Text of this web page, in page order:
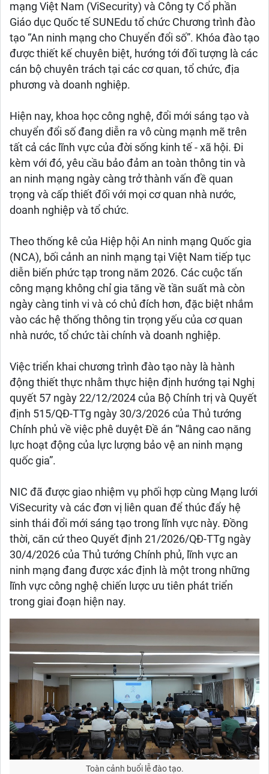
mạng Việt Nam (ViSecurity) và Công ty Cổ phần
Giáo dục Quốc tế SUNEdu tổ chức Chương trình đào
tạo “An ninh mạng cho Chuyển đổi số”. Khóa đào tạo
được thiết kế chuyên biệt, hướng tới đối tượng là các
cán bộ chuyên trách tại các cơ quan, tổ chức, địa
phương và doanh nghiệp.
Hiện nay, khoa học công nghệ, đổi mới sáng tạo và
chuyển đổi số đang diễn ra vô cùng mạnh mẽ trên
tất cả các lĩnh vực của đời sống kinh tế - xã hội. Đi
kèm với đó, yêu cầu bảo đảm an toàn thông tin và
an ninh mạng ngày càng trở thành vấn đề quan
trọng và cấp thiết đối với mọi cơ quan nhà nước,
doanh nghiệp và tổ chức.
Theo thống kê của Hiệp hội An ninh mạng Quốc gia
(NCA), bối cảnh an ninh mạng tại Việt Nam tiếp tục
diễn biến phức tạp trong năm 2026. Các cuộc tấn
công mạng không chỉ gia tăng về tần suất mà còn
ngày càng tinh vi và có chủ đích hơn, đặc biệt nhắm
vào các hệ thống thông tin trọng yếu của cơ quan
nhà nước, tổ chức tài chính và doanh nghiệp.
Việc triển khai chương trình đào tạo này là hành
động thiết thực nhằm thực hiện định hướng tại Nghị
quyết 57 ngày 22/12/2024 của Bộ Chính trị và Quyết
định 515/QĐ-TTg ngày 30/3/2026 của Thủ tướng
Chính phủ về việc phê duyệt Đề án “Nâng cao năng
lực hoạt động của lực lượng bảo vệ an ninh mạng
quốc gia”.
NIC đã được giao nhiệm vụ phối hợp cùng Mạng lưới
ViSecurity và các đơn vị liên quan để thúc đẩy hệ
sinh thái đổi mới sáng tạo trong lĩnh vực này. Đồng
thời, căn cứ theo Quyết định 21/2026/QĐ-TTg ngày
30/4/2026 của Thủ tướng Chính phủ, lĩnh vực an
ninh mạng đang được xác định là một trong những
lĩnh vực công nghệ chiến lược ưu tiên phát triển
trong giai đoạn hiện nay.
Toàn cảnh buổi lễ đào tạo.